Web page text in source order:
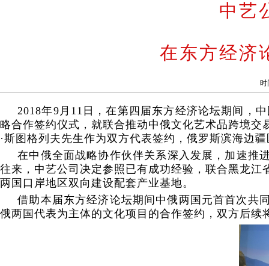
中艺
在东方经济
时
2018年9月11日，在第四届东方经济论坛期间，
略合作签约仪式，就联合推动中俄文化艺术品跨境
·斯图格列夫先生作为双方代表签约， 俄罗斯滨海边
在中俄全面战略协作伙伴关系深入发展，加速推
往来，中艺公司决定参照已有成功经验，联合黑龙
两国口岸地区双向建设配套产业基地。
借助本届东方经济论坛期间中俄两国元首首次共
俄两国代表为主体的文化项目的合作签约，双方后